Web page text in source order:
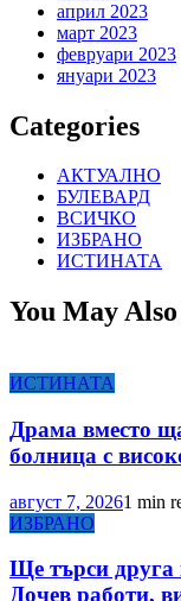
април 2023
март 2023
февруари 2023
януари 2023
Categories
АКТУАЛНО
БУЛЕВАРД
ВСИЧКО
ИЗБРАНО
ИСТИНАТА
You May
ИСТИНАТА
Драма вместо
болница с
август 7, 20261 min
ИЗБРАНО
Ще търси
Дочев работи,